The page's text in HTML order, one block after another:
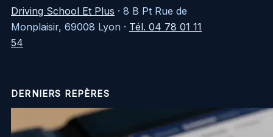
Driving School Et Plus · 8 B Pt Rue de
Monplaisir, 69008 Lyon · Tél. 04 78 01 11
54
DERNIERS REPÈRES